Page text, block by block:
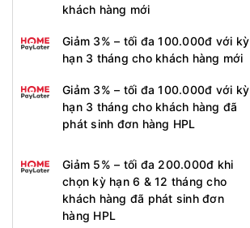
khách hàng mới
Giảm 3% – tối đa 100.000đ với kỳ
hạn 3 tháng cho khách hàng mới
Giảm 3% – tối đa 100.000đ với kỳ
hạn 3 tháng cho khách hàng đã
phát sinh đơn hàng HPL
Giảm 5% – tối đa 200.000đ khi
chọn kỳ hạn 6 & 12 tháng cho
khách hàng đã phát sinh đơn
hàng HPL